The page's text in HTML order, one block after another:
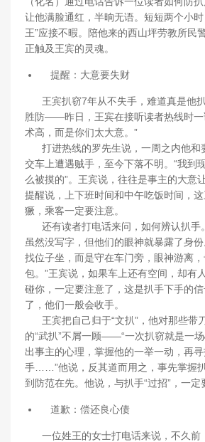
让他满脸通红，半晌无语。短短两个小
王”应接不暇。陪他来的西山坪劳教所民
正触及王宾的灵魂。
提醒：大意要失财
王宾扒窃7年从不失手，难道真是他
胜防——昨日，王宾在接听读者热线时一
术高，而是你们太大意。”
打进热线的罗先生说，一周之内他和
交车上遭遇贼手，至今下落不明。“我到
么被摸的”。王宾说，往往是事主的大意
提醒说，上下班时间和中午吃饭时间，
獗，乘客一定要注意。
还有读者打电话来问，如何辨认扒手
虽然没写字，但他们的眼神就暴露了身
找位子坐，而是守在车门旁，眼神游离
包。”王宾说，如果车上还有空间，却有
碰你，一定要注意了，这是扒手下手的
了，他们一般会收手。
王宾把自己归于“文扒”，他对那些带
的“武扒”不屑一顾——“一次扒窃就是一
出事主的心理，掌握他的一举一动，再
手……”他说，反其道而用之，事先掌握
到防范在先。他说，与扒手“过招”，一定
道歉：偿还良心债
一位姓王的女士打电话来说，不久前